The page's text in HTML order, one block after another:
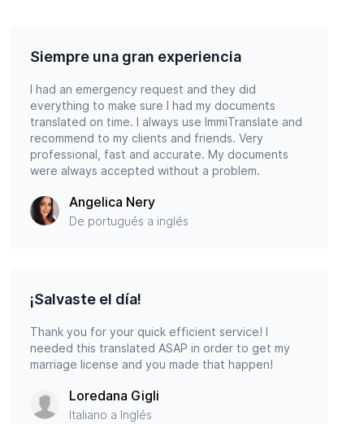
Siempre una gran experiencia
I had an emergency request and they did
everything to make sure I had my documents
translated on time. I always use ImmiTranslate and
recommend to my clients and friends. Very
professional, fast and accurate. My documents
were always accepted without a problem.
Angelica Nery
De portugués a inglés
¡Salvaste el día!
Thank you for your quick efficient service! I
needed this translated ASAP in order to get my
marriage license and you made that happen!
Loredana Gigli
Italiano a Inglés